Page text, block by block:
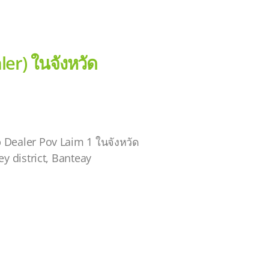
ในจังหวัด
Pov Laim 1 ในจังหวัด
district, Banteay